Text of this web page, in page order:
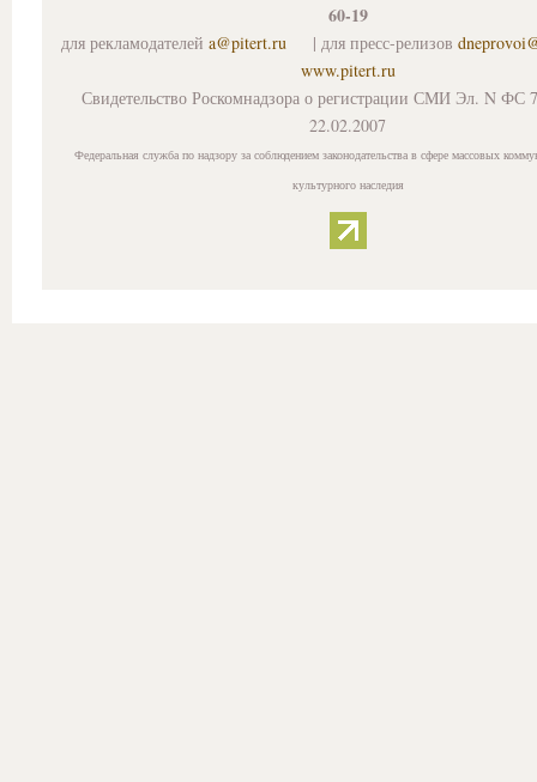
60-19
для рекламодателей a@pitert.ru | для пресс-релизов
www.pitert.ru
Свидетельство Роскомнадзора о регистрации СМИ Эл. N ФС
22.02.2007
Федеральная служба по надзору за соблюдением законодательства в сфере массовых
культурного наследия